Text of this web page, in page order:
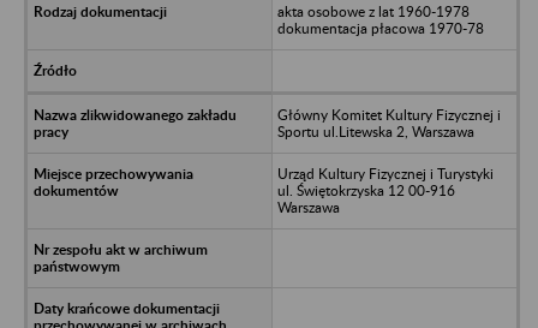
akta osobowe z lat 1960-1978
dokumentacja płacowa 1970-78
Główny Komitet Kultury Fizycznej i
Sportu ul.Litewska 2, Warszawa
Urząd Kultury Fizycznej i Turystyki
ul. Świętokrzyska 12 00-916
Warszawa